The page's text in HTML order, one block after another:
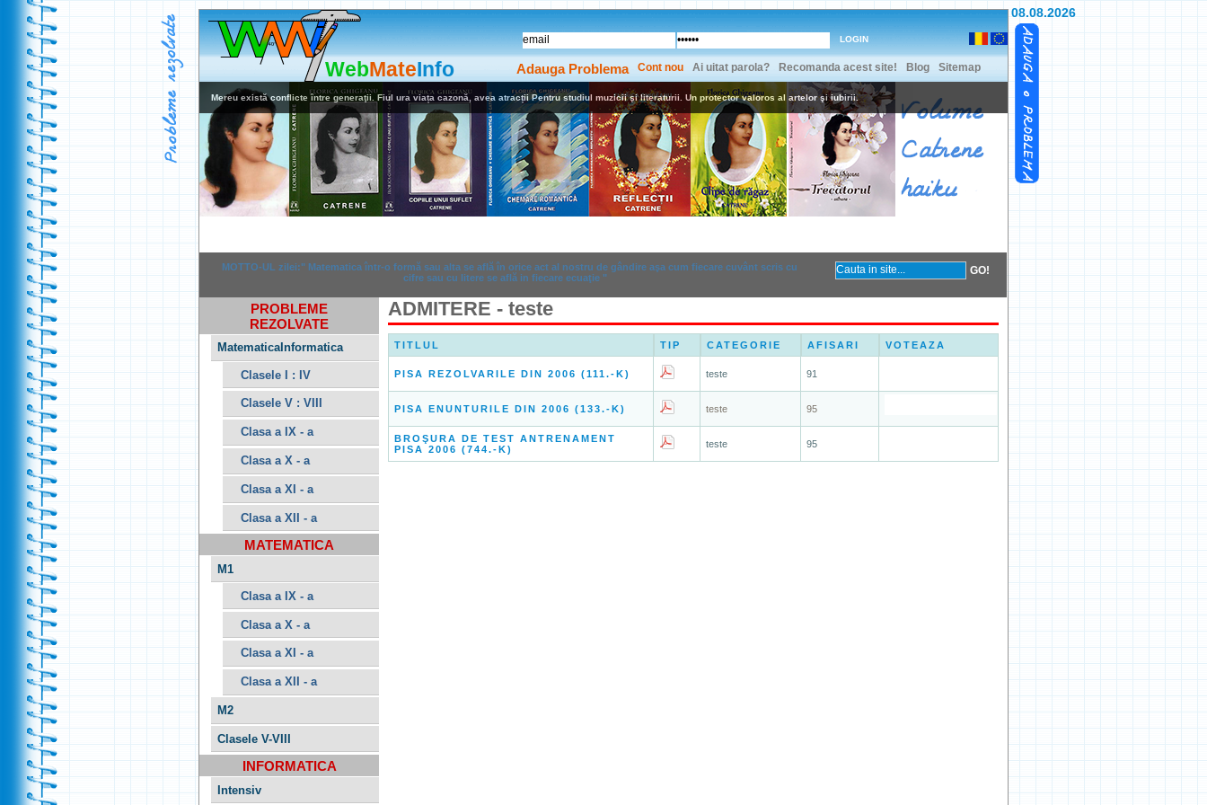
WebMateInfo
08.08.2026
Adauga Problema Cont nou Ai uitat parola? Recomanda acest site! Blog Sitemap
Mereu există conflicte între generaţii. Fiul ura viața cazonă, avea atracții Pentru studiul muzicii şi literaturii. Un protector valoros al artelor şi iubirii.
MOTTO-UL zilei:" Matematica într-o formă sau alta se află în orice act al nostru de gândire aşa cum fiecare cuvânt scris cu
cifre sau cu litere se află in fiecare ecuaţie "
PROBLEME
REZOLVATE
MatematicaInformatica
Clasele I : IV
Clasele V : VIII
Clasa a IX - a
Clasa a X - a
Clasa a XI - a
Clasa a XII - a
MATEMATICA
M1
Clasa a IX - a
Clasa a X - a
Clasa a XI - a
Clasa a XII - a
M2
Clasele V-VIII
INFORMATICA
Intensiv
ADMITERE - teste
TITLUL TIP CATEGORIE AFISARI VOTEAZA
PISA REZOLVARILE DIN 2006 (111.-K) teste 91
PISA ENUNTURILE DIN 2006 (133.-K) teste 95
BROŞURA DE TEST ANTRENAMENT
PISA 2006 (744.-K)
teste 95